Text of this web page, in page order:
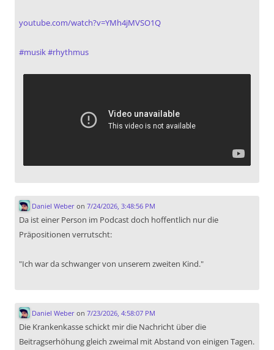
youtube.com/watch?v=YMh4jMVSO1Q
#musik#rhythmus
Daniel Weberon 7/24/2026, 3:48:56 PM
Da ist einer Person im Podcast doch hoffentlich nur die
Präpositionen verrutscht:
"Ich war da schwanger von unserem zweiten Kind."
Daniel Weberon 7/23/2026, 4:58:07 PM
Die Krankenkasse schickt mir die Nachricht über die
Beitragserhöhung gleich zweimal mit Abstand von einigen Tagen.